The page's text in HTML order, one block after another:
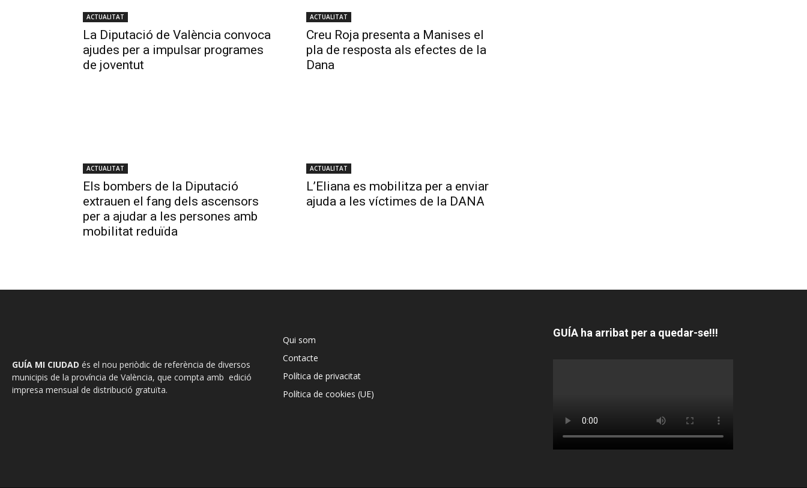
ACTUALITAT
La Diputació de València convoca
ajudes per a impulsar programes
de joventut
ACTUALITAT
Creu Roja presenta a Manises el
pla de resposta als efectes de la
Dana
ACTUALITAT
Els bombers de la Diputació
extrauen el fang dels ascensors
per a ajudar a les persones amb
mobilitat reduïda
ACTUALITAT
L’Eliana es mobilitza per a enviar
ajuda a les víctimes de la DANA
GUÍA MI CIUDAD és el nou periòdic de referència de diversos
municipis de la província de València, que compta amb edició
impresa mensual de distribució gratuïta.
Qui som
Contacte
Política de privacitat
Política de cookies (UE)
GUÍA ha arribat per a quedar-se!!!